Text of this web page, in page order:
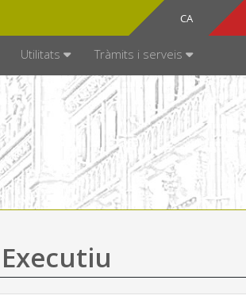
CA
ES
Utilitats Tràmits i serveis